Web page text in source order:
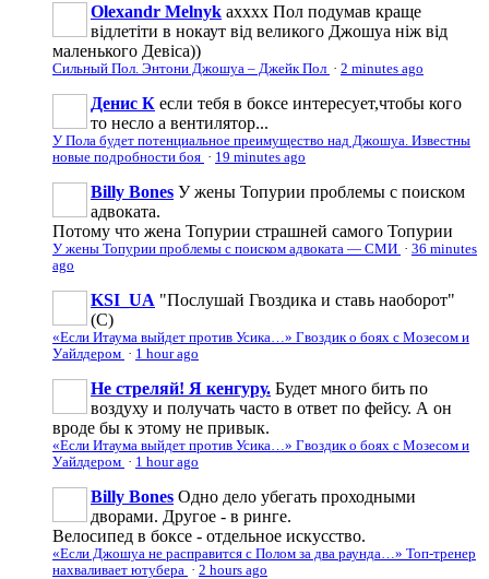
Olexandr Melnyk ахххх Пол подумав краще
відлетіти в нокаут від великого Джошуа ніж від
маленького Девіса))
Сильный Пол. Энтони Джошуа – Джейк Пол · 2 minutes ago
Денис К если тебя в боксе интересует,чтобы кого
то несло а вентилятор...
У Пола будет потенциальное преимущество над Джошуа. Известны
новые подробности боя · 19 minutes ago
Billy Bones У жены Топурии проблемы с поиском
адвоката.
Потому что жена Топурии страшней самого Топурии
У жены Топурии проблемы с поиском адвоката — СМИ · 36 minutes
ago
KSI_UA "Послушай Гвоздика и ставь наоборот"
(С)
«Если Итаума выйдет против Усика…» Гвоздик о боях с Мозесом и
Уайлдером · 1 hour ago
Не стреляй! Я кенгуру. Будет много бить по
воздуху и получать часто в ответ по фейсу. А он
вроде бы к этому не привык.
«Если Итаума выйдет против Усика…» Гвоздик о боях с Мозесом и
Уайлдером · 1 hour ago
Billy Bones Одно дело убегать проходными
дворами. Другое - в ринге.
Велосипед в боксе - отдельное искусство.
«Если Джошуа не расправится с Полом за два раунда…» Топ-тренер
нахваливает ютубера · 2 hours ago